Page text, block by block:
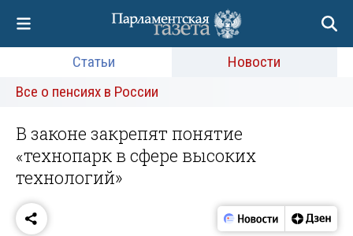
Статьи
Новости
Все о пенсиях в России
В законе закрепят понятие
«технопарк в сфере высоких
технологий»